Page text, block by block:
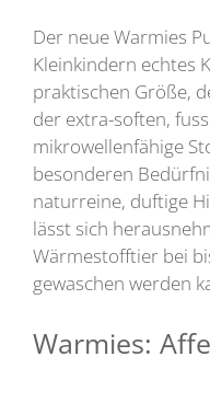
Der neue Warmies
Kleinkindern echtes
praktischen Größe,
der extra-soften,
mikrowellenfähige
besonderen
naturreine, duftige
lässt sich
Wärmestofftier bei
gewaschen werden
Warmies: